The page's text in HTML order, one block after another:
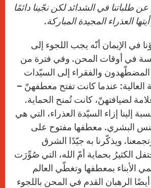
طلباتنا في الشدائد لكن نجّينا دائمًا
العذراء المجيدة المباركة.
في الإيمان أنّه يجب اللجوء إلى
في أوقات المحن. وفي فترة من
والفقراء إلى السيّدات
العالية: عندما كانت تفتح معطفهنّ –
لضيافتهنّ، كانت تُمنح الحماية.
إلينا إزاء السيّدة العذراء، التي هي
البشري. معطفها مفتوح على
ويذكّرنا به جيّدًا الشرق
الكثيرُ بحماية أمّ الله، التي صُوِّرَت
الأبناء بمعطفها وتغطّي العالم
الرهبان القدم في المحن باللجوء